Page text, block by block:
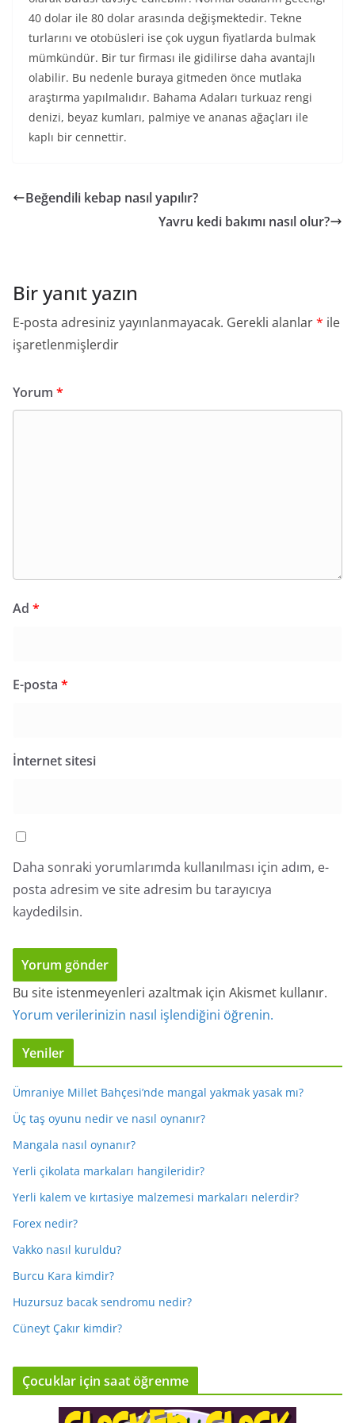
40 dolar ile 80 dolar arasında değişmektedir. Tekne
turlarını ve otobüsleri ise çok uygun fiyatlarda bulmak
mümkündür. Bir tur firması ile gidilirse daha avantajlı
olabilir. Bu nedenle buraya gitmeden önce mutlaka
araştırma yapılmalıdır. Bahama Adaları turkuaz rengi
denizi, beyaz kumları, palmiye ve ananas ağaçları ile
kaplı bir cennettir.
Beğendili kebap nasıl yapılır?
Yavru kedi bakımı nasıl olur?
Bir yanıt yazın
E-posta adresiniz yayınlanmayacak. Gerekli alanlar* ile
işaretlenmişlerdir
Yorum *
Ad *
E-posta *
İnternet sitesi
Daha sonraki yorumlarımda kullanılması için adım, e-
posta adresim ve site adresim bu tarayıcıya
kaydedilsin.
Bu site istenmeyenleri azaltmak için Akismet kullanır.
Yorum verilerinizin nasıl işlendiğini öğrenin.
Yeniler
Ümraniye Millet Bahçesi’nde mangal yakmak yasak mı?
Üç taş oyunu nedir ve nasıl oynanır?
Mangala nasıl oynanır?
Yerli çikolata markaları hangileridir?
Yerli kalem ve kırtasiye malzemesi markaları nelerdir?
Forex nedir?
Vakko nasıl kuruldu?
Burcu Kara kimdir?
Huzursuz bacak sendromu nedir?
Cüneyt Çakır kimdir?
Çocuklar için saat öğrenme